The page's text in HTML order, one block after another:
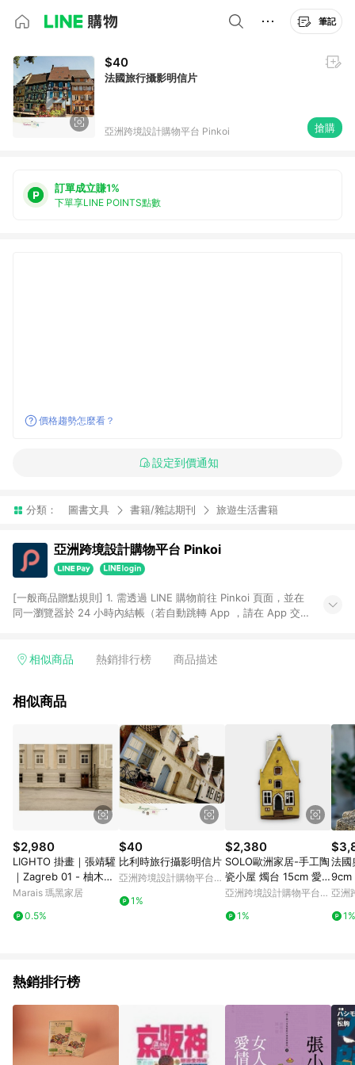
筆記
$40
法國旅行攝影明信片
亞洲跨境設計購物平台 Pinkoi 搶購
訂單成立賺1%
下單享LINE POINTS點數
價格趨勢怎麼看？
設定到價通知
分類： 圖書文具 書籍/雜誌期刊 旅遊生活書籍
亞洲跨境設計購物平台 Pinkoi
[一般商品贈點規則] 1. 需透過 LINE 購物前往 Pinkoi 頁面，並在
同一瀏覽器於 24 小時內結帳（若自動跳轉 App ，請在 App 交
回饋訂單不得享有 Pinkoi 站方優惠，例如首購優惠，P coins，
行為，不具贈點資格，部分退款不在此限。 6. APP 請更新至
貨後 45 天後發送。 8. 群眾募資商品，禮物卡，開館保證金，補
運費，攤位費等不具贈點資格。 9. LINE 購物站上之商品規格、
顏色、價位、贈品如與 Pinkoi 商品資訊頁及購物車不符，以
Pinkoi 購物商品資訊頁及購物車標示為準。 10. 點數紅包使用規
則請以點數紅包活動說明為準。 11. 若於 LINE 購物前往 Pinkoi
頁面後才首次下載 Pinkoi APP 並完成訂單，不符合導購資格；承
上，首次下載 Pinkoi APP 後，需透過 LINE 購物前往 Pinkoi 頁
面，方享導購資格。
相似商品 熱銷排行榜 商品描述
相似商品
$2,980
LIGHTO 掛畫｜張靖驩
｜Zagreb 01 - 柚木色
鋁框-30 x 42cm
Marais 瑪黑家居
0.5%
$40
比利時旅行攝影明信片
亞洲跨境設計購物平台
1%
$2,380
SOLO歐洲家居-手工陶
瓷小屋 燭台 15cm 愛
沙尼亞系列
亞洲跨境設計購物平台
1%
法國
9cm
亞洲
1%
熱銷排行榜